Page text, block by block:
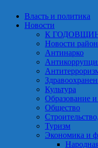
Власть и политика
Новости
К
Новости
Антинарко
Культура
Образование и
Общество
Туризм
Экономика и